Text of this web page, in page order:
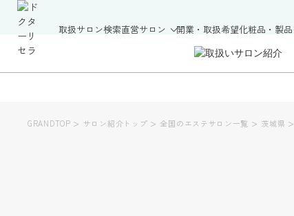
取扱サロン検索直営サロン 開業・取扱希望化粧品・製品
GRANDTOP > サロン紹介トップ >全国のエステサロン一覧 > 茨城県 >